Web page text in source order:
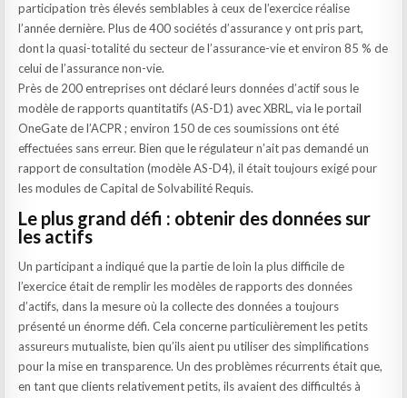
participation très élevés semblables à ceux de l’exercice réalise
l’année dernière. Plus de 400 sociétés d’assurance y ont pris part,
dont la quasi-totalité du secteur de l’assurance-vie et environ 85 % de
celui de l’assurance non-vie.
Près de 200 entreprises ont déclaré leurs données d’actif sous le
modèle de rapports quantitatifs (AS-D1) avec XBRL, via le portail
OneGate de l’ACPR ; environ 150 de ces soumissions ont été
effectuées sans erreur. Bien que le régulateur n’ait pas demandé un
rapport de consultation (modèle AS-D4), il était toujours exigé pour
les modules de Capital de Solvabilité Requis.
Le plus grand défi : obtenir des données sur
les actifs
Un participant a indiqué que la partie de loin la plus difficile de
l’exercice était de remplir les modèles de rapports des données
d’actifs, dans la mesure où la collecte des données a toujours
présenté un énorme défi. Cela concerne particulièrement les petits
assureurs mutualiste, bien qu’ils aient pu utiliser des simplifications
pour la mise en transparence. Un des problèmes récurrents était que,
en tant que clients relativement petits, ils avaient des difficultés à